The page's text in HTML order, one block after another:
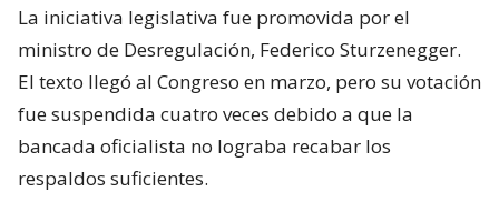
La iniciativa legislativa fue promovida por el
ministro de Desregulación, Federico Sturzenegger.
El texto llegó al Congreso en marzo, pero su votación
fue suspendida cuatro veces debido a que la
bancada oficialista no lograba recabar los
respaldos suficientes.